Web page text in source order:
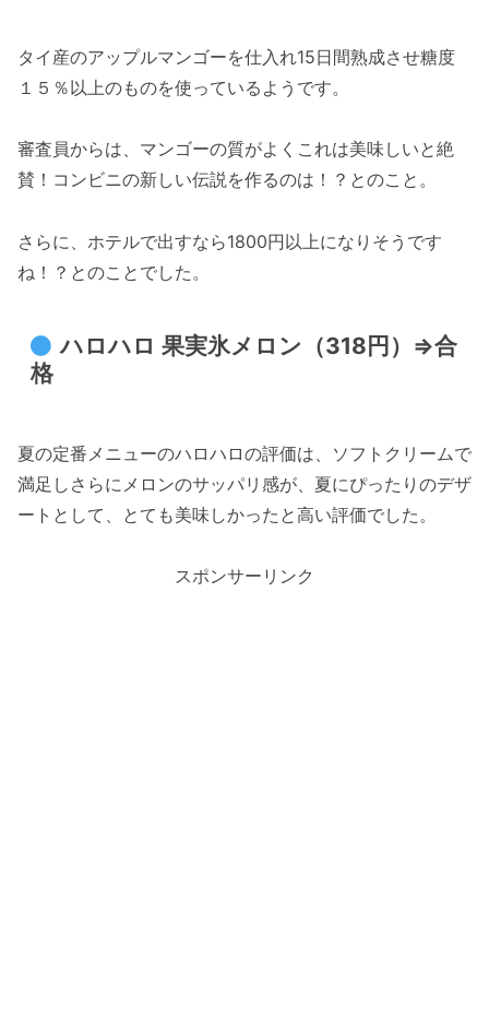
タイ産のアップルマンゴーを仕入れ15日間熟成させ糖度
１５％以上のものを使っているようです。
審査員からは、マンゴーの質がよくこれは美味しいと絶
賛！コンビニの新しい伝説を作るのは！？とのこと。
さらに、ホテルで出すなら1800円以上になりそうです
ね！？とのことでした。
ハロハロ 果実氷メロン（318円）⇒合
格
夏の定番メニューのハロハロの評価は、ソフトクリームで
満足しさらにメロンのサッパリ感が、夏にぴったりのデザ
ートとして、とても美味しかったと高い評価でした。
スポンサーリンク